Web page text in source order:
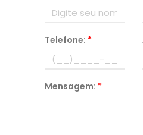
Telefone: *
Mensagem: *